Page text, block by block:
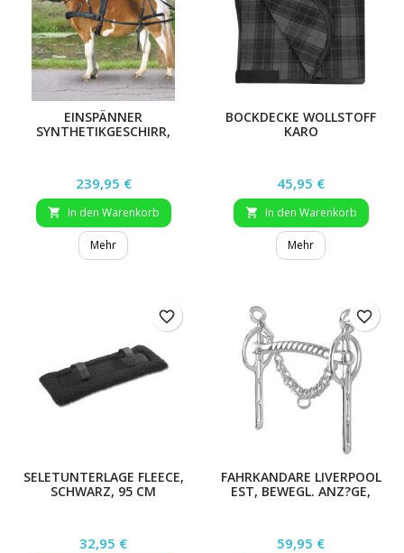
EINSPÄNNER
SYNTHETIKGESCHIRR,
Preis
239,95 €
 In den Warenkorb
Mehr
BOCKDECKE WOLLSTOFF
KARO
Preis
45,95 €
 In den Warenkorb
Mehr
SELETUNTERLAGE FLEECE,
SCHWARZ, 95 CM
Preis
32,95 €
favorite_border
FAHRKANDARE LIVERPOOL
EST, BEWEGL. ANZ?GE,
Preis
59,95 €
favorite_border